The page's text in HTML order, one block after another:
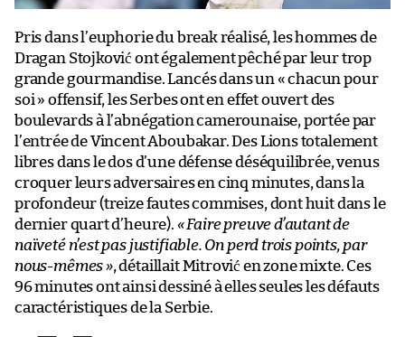
Pris dans l’euphorie du break réalisé, les hommes de
Dragan Stojković ont également pêché par leur trop
grande gourmandise. Lancés dans un « chacun pour
soi » offensif, les Serbes ont en effet ouvert des
boulevards à l’abnégation camerounaise, portée par
l’entrée de Vincent Aboubakar. Des Lions totalement
libres dans le dos d’une défense déséquilibrée, venus
croquer leurs adversaires en cinq minutes, dans la
profondeur (treize fautes commises, dont huit dans le
dernier quart d’heure). « Faire preuve d’autant de
naïveté n’est pas justifiable. On perd trois points, par
nous-mêmes », détaillait Mitrović en zone mixte. Ces
96 minutes ont ainsi dessiné à elles seules les défauts
caractéristiques de la Serbie.